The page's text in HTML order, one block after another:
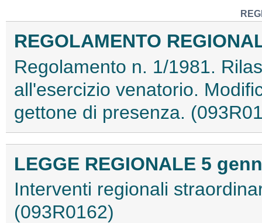
REGOLAMENTO
Regolamento n. 1/1981.
all'esercizio venatorio.
gettone di presenza.
LEGGE REGIONALE 5
Interventi regionali
(093R0162)